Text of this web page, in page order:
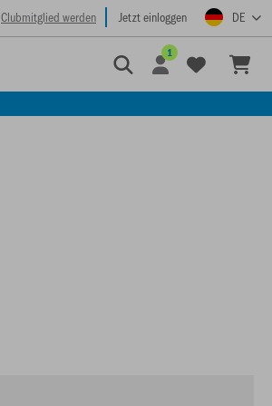
Clubmitglied werden Jetzt einloggen DE
1